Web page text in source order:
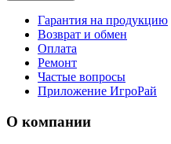
Гарантия на продукцию
Возврат и обмен
Оплата
Ремонт
Частые вопросы
Приложение ИгроРай
О компании